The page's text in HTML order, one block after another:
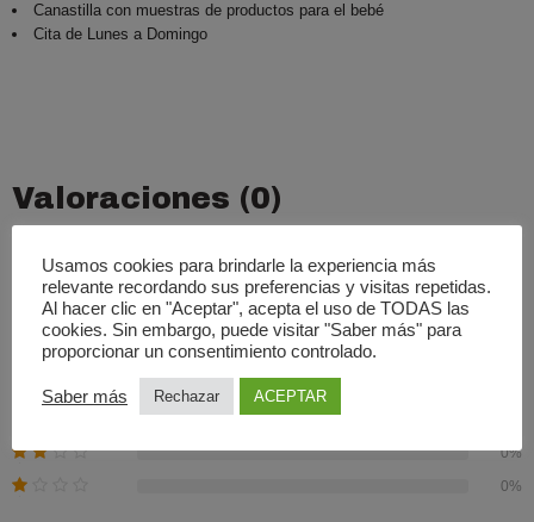
Canastilla con muestras de productos para el bebé
Cita de Lunes a Domingo
Valoraciones (0)
0.00Promedio
0%
0%
Usamos cookies para brindarle la experiencia más
relevante recordando sus preferencias y visitas repetidas.
Al hacer clic en "Aceptar", acepta el uso de TODAS las
cookies. Sin embargo, puede visitar "Saber más" para
proporcionar un consentimiento controlado.
Saber más Rechazar ACEPTAR